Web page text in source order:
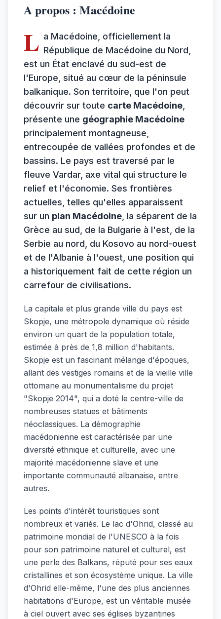
A propos : Macédoine
L a Macédoine, officiellement la
République de Macédoine du Nord,
est un État enclavé du sud-est de
l'Europe, situé au cœur de la péninsule
balkanique. Son territoire, que l'on peut
découvrir sur toute carte Macédoine
présente une géographie Macédoine
principalement montagneuse,
entrecoupée de vallées profondes et de
bassins. Le pays est traversé par le
fleuve Vardar, axe vital qui structure le
relief et l'économie. Ses frontières
actuelles, telles qu'elles apparaissent
sur un plan Macédoine , la séparent de la
Grèce au sud, de la Bulgarie à l'est, de la
Serbie au nord, du Kosovo au nord-ouest
et de l'Albanie à l'ouest, une position qui
a historiquement fait de cette région un
carrefour de civilisations.
La capitale et plus grande ville du pays est
Skopje, une métropole dynamique où réside
environ un quart de la population totale,
estimée à près de 1,8 million d'habitants.
Skopje est un fascinant mélange d'époques,
allant des vestiges romains et de la vieille ville
ottomane au monumentalisme du projet
"Skopje 2014", qui a doté le centre-ville de
nombreuses statues et bâtiments
néoclassiques. La démographie
macédonienne est caractérisée par une
diversité ethnique et culturelle, avec une
majorité macédonienne slave et une
importante communauté albanaise, entre
autres.
Les points d'intérêt touristiques sont
nombreux et variés. Le lac d'Ohrid, classé au
patrimoine mondial de l'UNESCO à la fois
pour son patrimoine naturel et culturel, est
une perle des Balkans, réputé pour ses eaux
cristallines et son écosystème unique. La ville
d'Ohrid elle-même, l'une des plus anciennes
habitations d'Europe, est un véritable musée
à ciel ouvert avec ses églises byzantines